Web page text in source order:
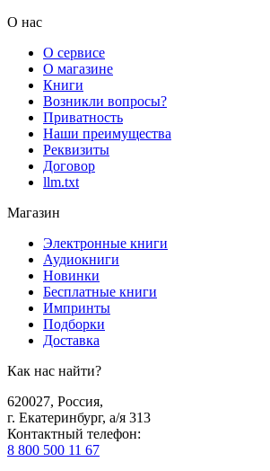
О нас
О сервисе
О магазине
Книги
Возникли вопросы?
Приватность
Наши преимущества
Реквизиты
Договор
llm.txt
Магазин
Электронные книги
Аудиокниги
Новинки
Бесплатные книги
Импринты
Подборки
Доставка
Как нас найти?
620027, Россия,
г. Екатеринбург, а/я 313
Контактный телефон:
8 800 500 11 67